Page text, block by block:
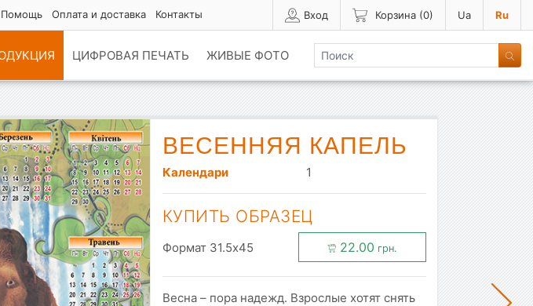
Вход Корзина (0) Ua Ru
Помощь Оплата и доставка Контакты
ЦИФРОВАЯ ПЕЧАТЬ ЖИВЫЕ ФОТО
ВЕСЕННЯЯ КАПЕЛЬ
Календари 1
КУПИТЬ ОБРАЗЕЦ
Формат 31.5x45 22.00 грн.
Весна – пора надежд. Взрослые хотят снять